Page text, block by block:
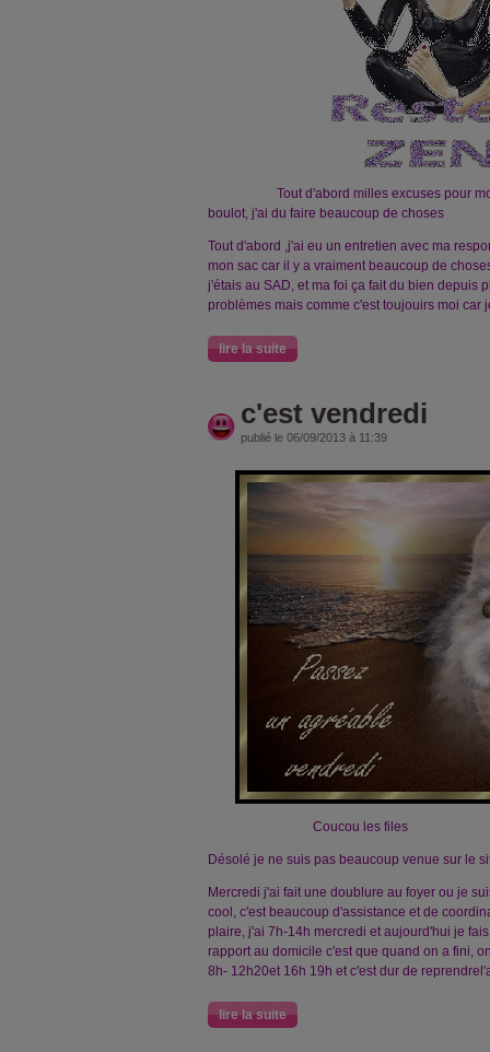
Tout d'abord milles excuses pour mon
boulot, j'ai du faire beaucoup de choses
Tout d'abord ,j'ai eu un entretien avec ma
mon sac car il y a vraiment beaucoup de
j'étais au SAD, et ma foi ça fait du bien depuis
problèmes mais comme c'est toujouirs moi car
lire la suite
c'est vendredi
publié le 06/09/2013 à 11:39
Coucou les files
Désolé je ne suis pas beaucoup venue sur le
Mercredi j'ai fait une doublure au foyer ou je
cool, c'est beaucoup d'assistance et de
plaire, j'ai 7h-14h mercredi et aujourd'hui je
rapport au domicile c'est que quand on a fini,
8h- 12h20et 16h 19h et c'est dur de
lire la suite